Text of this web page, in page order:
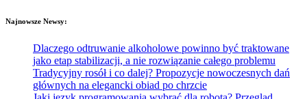
Najnowsze Newsy:
Dlaczego odtruwanie alkoholowe powinno być traktowane
jako etap stabilizacji, a nie rozwiązanie całego problemu
Tradycyjny rosół i co dalej? Propozycje nowoczesnych dań
głównych na elegancki obiad po chrzcie